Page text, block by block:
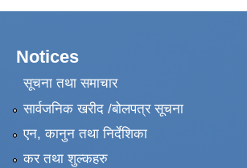
Notices
सूचना तथा समाचार
सार्वजनिक खरीद /बोलपत्र सूचना
एन, कानुन तथा निर्देशिका
कर तथा शुल्कहरु